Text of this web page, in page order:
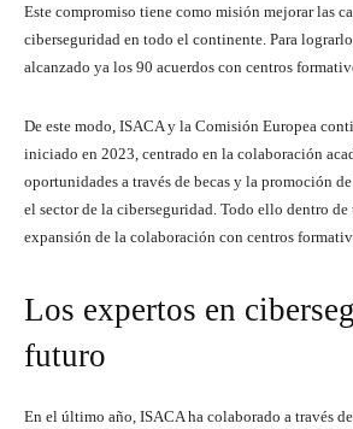
Este compromiso tiene como misión mejorar las
ciberseguridad en todo el continente. Para
alcanzado ya los 90 acuerdos con centros
De este modo, ISACA y la Comisión Europea
iniciado en 2023, centrado en la colaboración
oportunidades a través de becas y la promoción
el sector de la ciberseguridad. Todo ello dentro
expansión de la colaboración con centros
Los expertos en
futuro
En el último año, ISACA ha colaborado a través